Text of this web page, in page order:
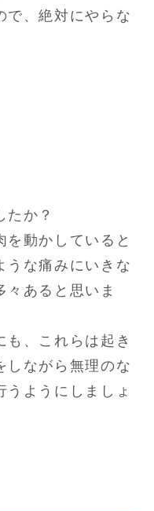
で、絶対にやらな
たか？
を動かしていると
うな痛みにいきな
々あると思いま
も、これらは起き
しながら無理のな
うようにしましょ